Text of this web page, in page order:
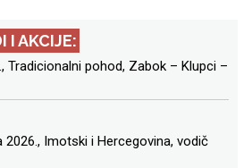
I AKCIJE:
Tradicionalni pohod, Zabok – Klupci –
2026., Imotski i Hercegovina, vodič